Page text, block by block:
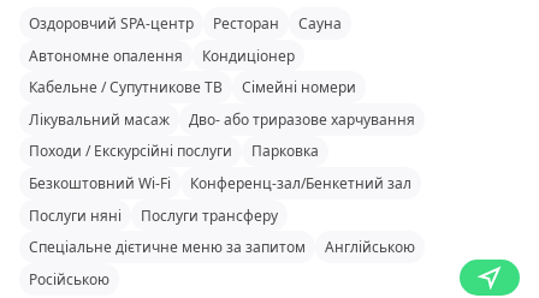
Оздоровчий SPA-центр Ресторан
Сауна
Автономне опалення
Кондиціонер
Кабельне / Супутникове ТВ
Сімейні номери
Лікувальний масаж
Дво- або триразове харчування
Походи / Екскурсійні послуги
Парковка
Безкоштовний Wi-Fi
Конференц-зал/Бенкетний зал
Послуги няні
Послуги трансферу
Спеціальне дієтичне меню за запитом
Англійською
Російською